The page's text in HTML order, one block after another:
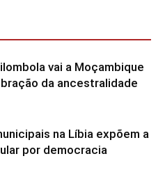
vai a Moçambique
da ancestralidade
na Líbia expõem a
por democracia